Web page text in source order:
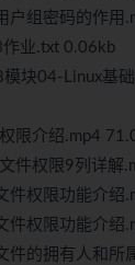
户组密码的作用
业.txt 0.06kb
模块04-Linux基
限介绍.mp4
件权限9列详解
件权限功能介绍
件权限功能介绍
件的拥有人和所